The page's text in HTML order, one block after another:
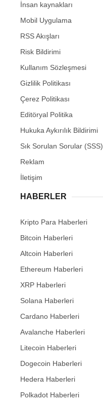
İnsan kaynakları
Mobil Uygulama
RSS Akışları
Risk Bildirimi
Kullanım Sözleşmesi
Gizlilik Politikası
Çerez Politikası
Editöryal Politika
Hukuka Aykırılık Bildirimi
Sık Sorulan Sorular (SSS)
Reklam
İletişim
HABERLER
Kripto Para Haberleri
Bitcoin Haberleri
Altcoin Haberleri
Ethereum Haberleri
XRP Haberleri
Solana Haberleri
Cardano Haberleri
Avalanche Haberleri
Litecoin Haberleri
Dogecoin Haberleri
Hedera Haberleri
Polkadot Haberleri